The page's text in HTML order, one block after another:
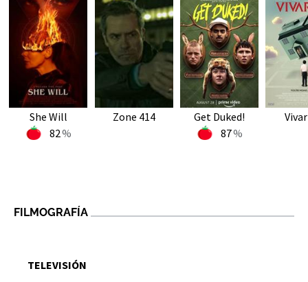
She Will
82
Zone 414
Get Duked!
87
FILMOGRAFÍA
TELEVISIÓN